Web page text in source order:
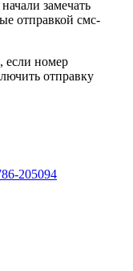
замечать
отправкой смс-
если номер
отправку
205094